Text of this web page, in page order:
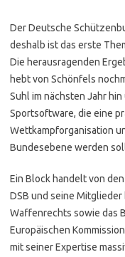
Der Deutsche
deshalb ist das erste
Die herausragenden
hebt von Schönfels
Suhl im nächsten Jahr
Sportsoftware, die eine
Wettkampforganisation
Bundesebene werden
Ein Block handelt von
DSB und seine
Waffenrechts sowie das
Europäischen
mit seiner Expertise